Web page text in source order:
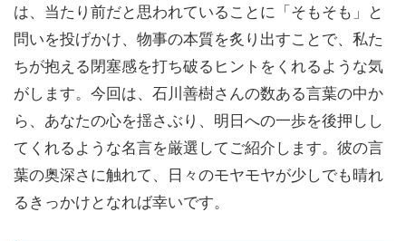
は、当たり前だと思われていることに「そもそも」と
問いを投げかけ、物事の本質を炙り出すことで、私た
ちが抱える閉塞感を打ち破るヒントをくれるような気
がします。今回は、石川善樹さんの数ある言葉の中か
ら、あなたの心を揺さぶり、明日への一歩を後押しし
てくれるような名言を厳選してご紹介します。彼の言
葉の奥深さに触れて、日々のモヤモヤが少しでも晴れ
るきっかけとなれば幸いです。